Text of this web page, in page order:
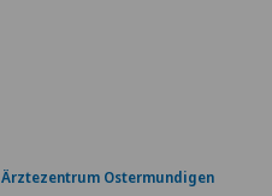
Ärztezentrum Ostermundigen